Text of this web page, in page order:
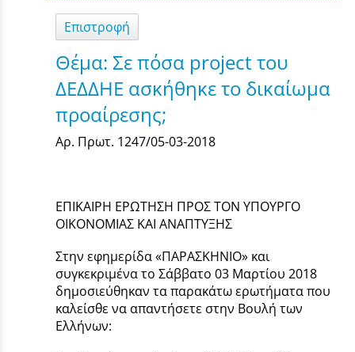
Επιστροφή
Θέμα: Σε πόσα project του
ΔΕΔΔΗΕ ασκήθηκε το δικαίωμα
προαίρεσης;
Αρ. Πρωτ. 1247/05-03-2018
ΕΠΙΚΑΙΡΗ ΕΡΩΤΗΣΗ ΠΡΟΣ ΤΟΝ ΥΠΟΥΡΓΟ
ΟΙΚΟΝΟΜΙΑΣ ΚΑΙ ΑΝΑΠΤΥΞΗΣ
Στην εφημερίδα «ΠΑΡΑΣΚΗΝΙΟ» και
συγκεκριμένα το Σάββατο 03 Μαρτίου 2018
δημοσιεύθηκαν τα παρακάτω ερωτήματα που
καλείσθε να απαντήσετε στην Βουλή των
Ελλήνων: